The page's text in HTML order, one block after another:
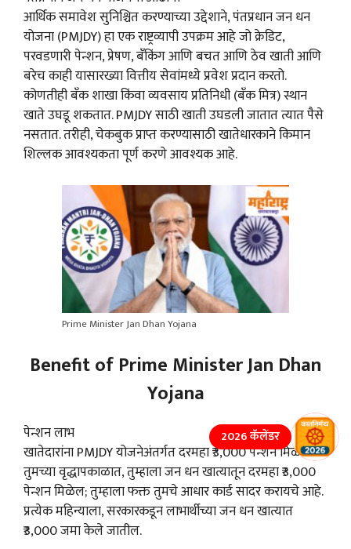
आर्थिक समावेश सुनिश्चित करण्याच्या उद्देशाने, पंतप्रधान जन धन
योजना (PMJDY) हा एक राष्ट्रव्यापी उपक्रम आहे जो क्रेडिट,
परवडणारी पेन्शन, प्रेषण, बँकिंग आणि बचत आणि ठेव खाती आणि
बरेच काही यासारख्या वित्तीय सेवांमध्ये प्रवेश प्रदान करतो.
कोणतीही बँक शाखा किंवा व्यवसाय प्रतिनिधी (बँक मित्र) स्थान
खाते उघडू शकतात. PMJDY साठी खाती उघडली जातात त्यात पैसे
नसतात. तरीही, चेकबुक प्राप्त करण्यासाठी खातेधारकाने किमान
शिल्लक आवश्यकता पूर्ण करणे आवश्यक आहे.
Prime Minister Jan Dhan Yojana
Benefit of Prime Minister Jan Dhan
Yojana
पेन्शन लाभ
खातेदारांना PMJDY योजनेअंतर्गत दरमहा ₹3,000 पेन्शन मिळेल.
तुमच्या वृद्धापकाळात, तुम्हाला जन धन खात्यातून दरमहा ₹3,000
पेन्शन मिळेल; तुम्हाला फक्त तुमचे आधार कार्ड सादर करायचे आहे.
प्रत्येक महिन्याला, सरकारकडून लाभार्थीच्या जन धन खात्यात
₹3,000 जमा केले जातील.
2026 कॅलेंडर